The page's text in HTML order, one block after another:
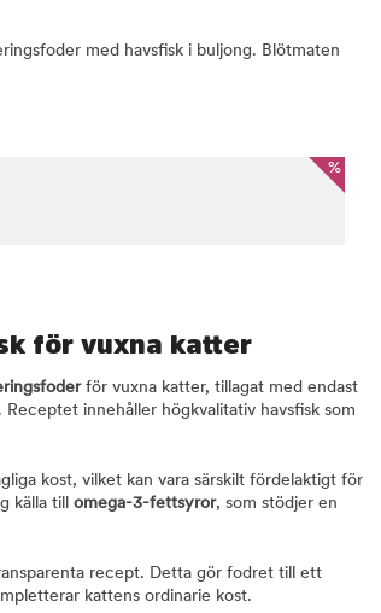
med havsfisk i buljong. Blötmaten
%
för vuxna katter
för vuxna katter, tillagat med endast
innehåller högkvalitativ havsfisk som
kost, vilket kan vara särskilt fördelaktigt för
källa till omega-3-fettsyror, som stödjer en
recept. Detta gör fodret till ett
kattens ordinarie kost.